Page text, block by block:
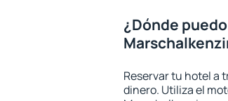
¿Dónde
Reservar tu hotel a
dinero. Utiliza el